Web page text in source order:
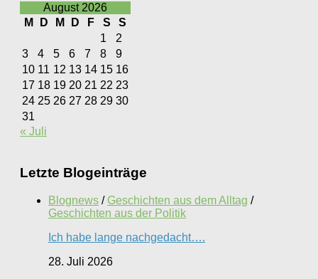
August 2026
M
D M D F S
S
1
2
3
4 5 6 7 8
9
10 11 12 13 14 15 16
17 18 19 20 21 22 23
24 25 26 27 28 29 30
31
« Juli
Letzte Blogeinträge
Blognews / Geschichten aus dem Alltag /
Geschichten aus der Politik
Ich habe lange nachgedacht….
28. Juli 2026